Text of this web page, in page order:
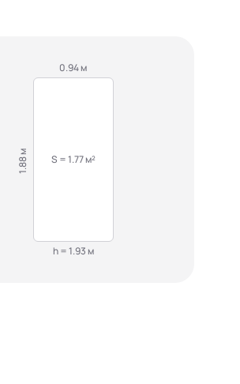
0.94 м
S = 1.77 м²
1.88 м
h = 1.93 м